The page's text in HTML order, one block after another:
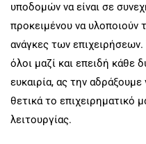
υποδομών να είναι σε
προκειμένου να υλοποιούν
ανάγκες των
όλοι μαζί και επειδή κάθε
ευκαιρία, ας την
θετικά το επιχειρηματικό
λειτουργίας.